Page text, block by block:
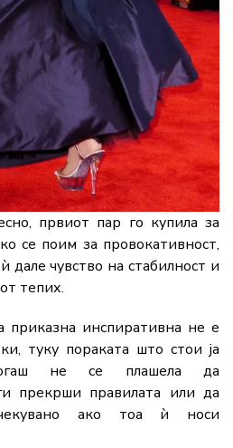
првиот пар го купила за
се поим за провокативност,
чувство на стабилност и
тепих.
приказна инспиративна не е
туку пораката што стои ја
не се плашела да
прекрши правилата или да
ако тоа ѝ носи